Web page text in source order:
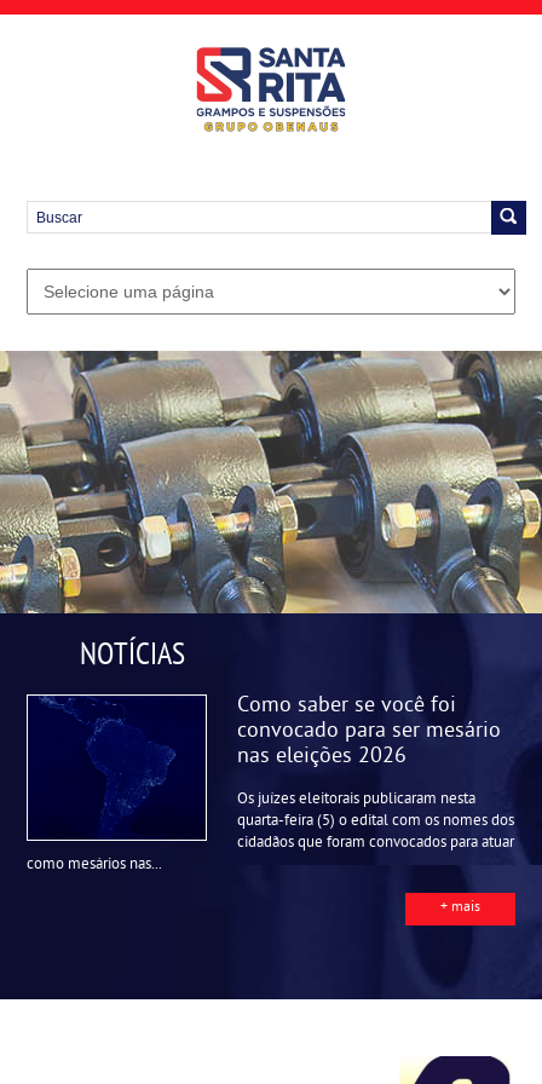
NOTÍCIAS
Como saber se você foi
convocado para ser mesário
nas eleições 2026
Os juízes eleitorais publicaram nesta
quarta-feira (5) o edital com os nomes dos
cidadãos que foram convocados para atuar
como mesários nas...
+ mais